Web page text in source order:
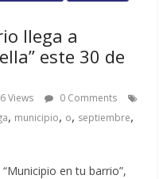
llega a
este 30 de
Views
0 Comments
, municipio, o, septiembre,
en tu barrio”,